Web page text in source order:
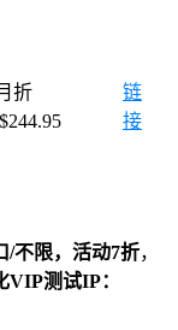
折
链
接
/不限，活动7折，
VIP测试IP：